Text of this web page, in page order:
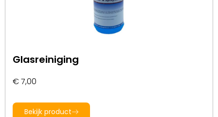
Glasreiniging
€7,00
Bekijk product